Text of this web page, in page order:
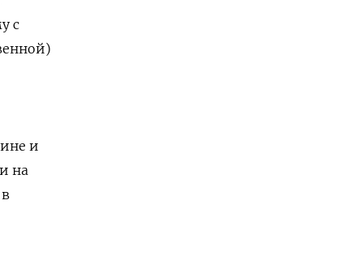
с
и
на